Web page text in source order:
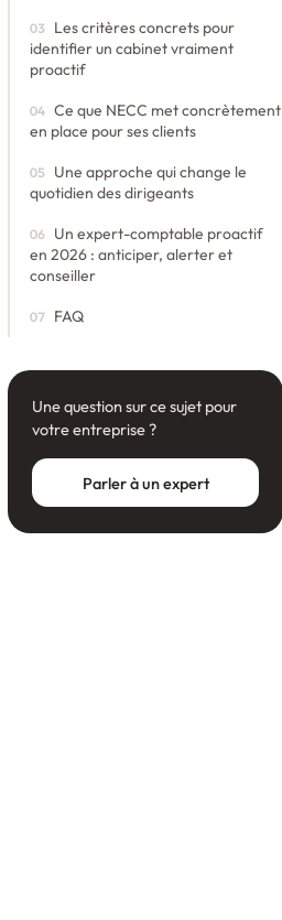
Les critères concrets pour
identifier un cabinet vraiment
proactif
Ce que NECC met concrètement
en place pour ses clients
Une approche qui change le
quotidien des dirigeants
Un expert-comptable proactif
en 2026 : anticiper, alerter et
conseiller
FAQ
Une question sur ce sujet pour
votre entreprise ?
Parler à un expert